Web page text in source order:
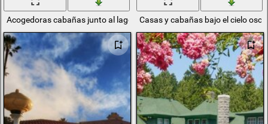
Acogedoras cabañas junto al lago Casas y cabañas bajo el cielo